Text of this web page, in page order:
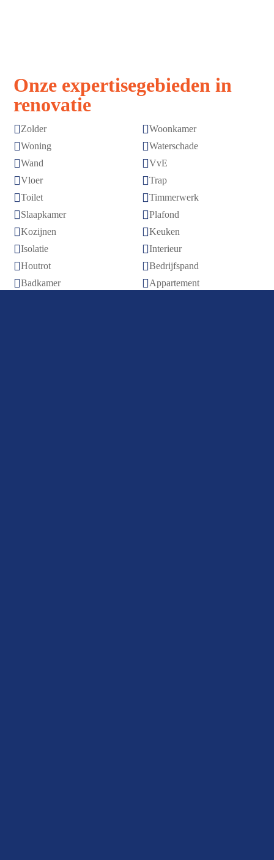
Onze expertisegebieden in
renovatie
Zolder Woonkamer
Woning Waterschade
Wand VvE
Vloer Trap
Toilet Timmerwerk
Slaapkamer Plafond
Kozijnen Keuken
Isolatie Interieur
Houtrot Bedrijfspand
Badkamer Appartement